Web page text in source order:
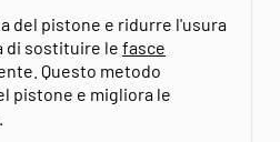
del pistone e ridurre l'usura
di sostituire le fasce
Questo metodo
pistone e migliora le